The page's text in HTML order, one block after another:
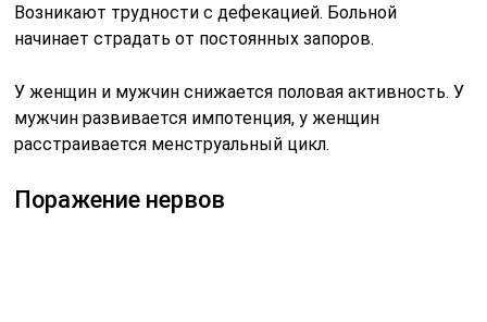
Возникают трудности с дефекацией. Больной
начинает страдать от постоянных запоров.
У женщин и мужчин снижается половая активность. У
мужчин развивается импотенция, у женщин
расстраивается менструальный цикл.
Поражение нервов